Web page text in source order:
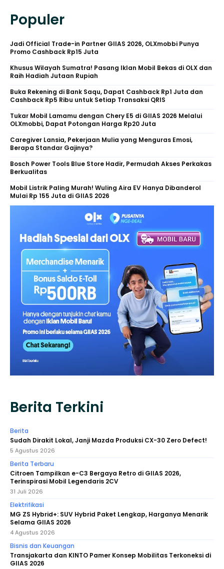
Populer
Jadi Official Trade-in Partner GIIAS 2026, OLXmobbi Punya
Promo Cashback Rp15 Juta
Khusus Wilayah Sumatra! Pasang Iklan Mobil Bekas di OLX dan
Raih Hadiah Jutaan Rupiah
Buka Rekening di Bank Saqu, Dapat Cashback Rp1 Juta dan
Cashback Rp5 Ribu untuk Setiap Transaksi QRIS
Tukar Mobil Lamamu dengan Chery E5 di GIIAS 2026 Melalui
OLXmobbi, Dapat Potongan Harga Rp20 Juta
Caregiver Lansia, Pekerjaan Mulia yang Menguras Emosi,
Berapa Standar Gajinya?
Bosch Power Tools Blue Store Hadir, Permudah Akses Perkakas
Berkualitas
Mobil Listrik Paling Murah! Wuling Aira EV Hanya Dibanderol
Mulai Rp 155 Juta di GIIAS 2026
Berita Terkini
Berita
Sudah Dirakit Lokal, Janji Mazda Produksi CX-30 Zero Defect!
5 Agustus 2026
Berita Terbaru
Citroen Tampilkan e-C3 Bergaya Retro di GIIAS 2026,
Terinspirasi Mobil Legendaris 2CV
31 Juli 2026
Elektrifikasi
MG ZS Hybrid+: SUV Hybrid Paket Lengkap, Harganya Menarik
Selama GIIAS 2026
4 Agustus 2026
Bisnis dan Keuangan
Transjakarta dan KINTO Pamer Konsep Mobilitas Terkoneksi di
GIIAS 2026